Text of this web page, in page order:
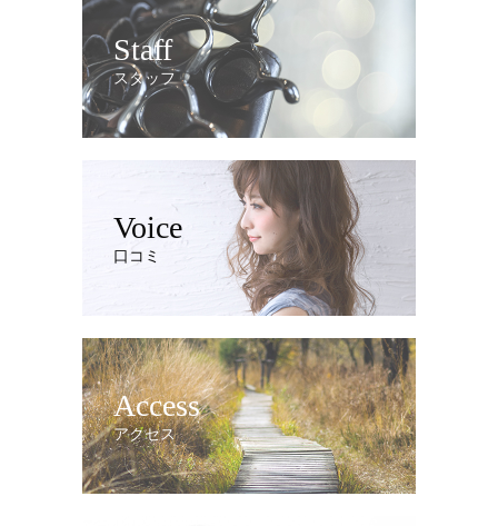
Staff
スタッフ
Voice
口コミ
Access
アクセス